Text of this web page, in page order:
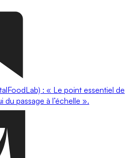
: « Le point essentiel de
du passage à l’échelle ».